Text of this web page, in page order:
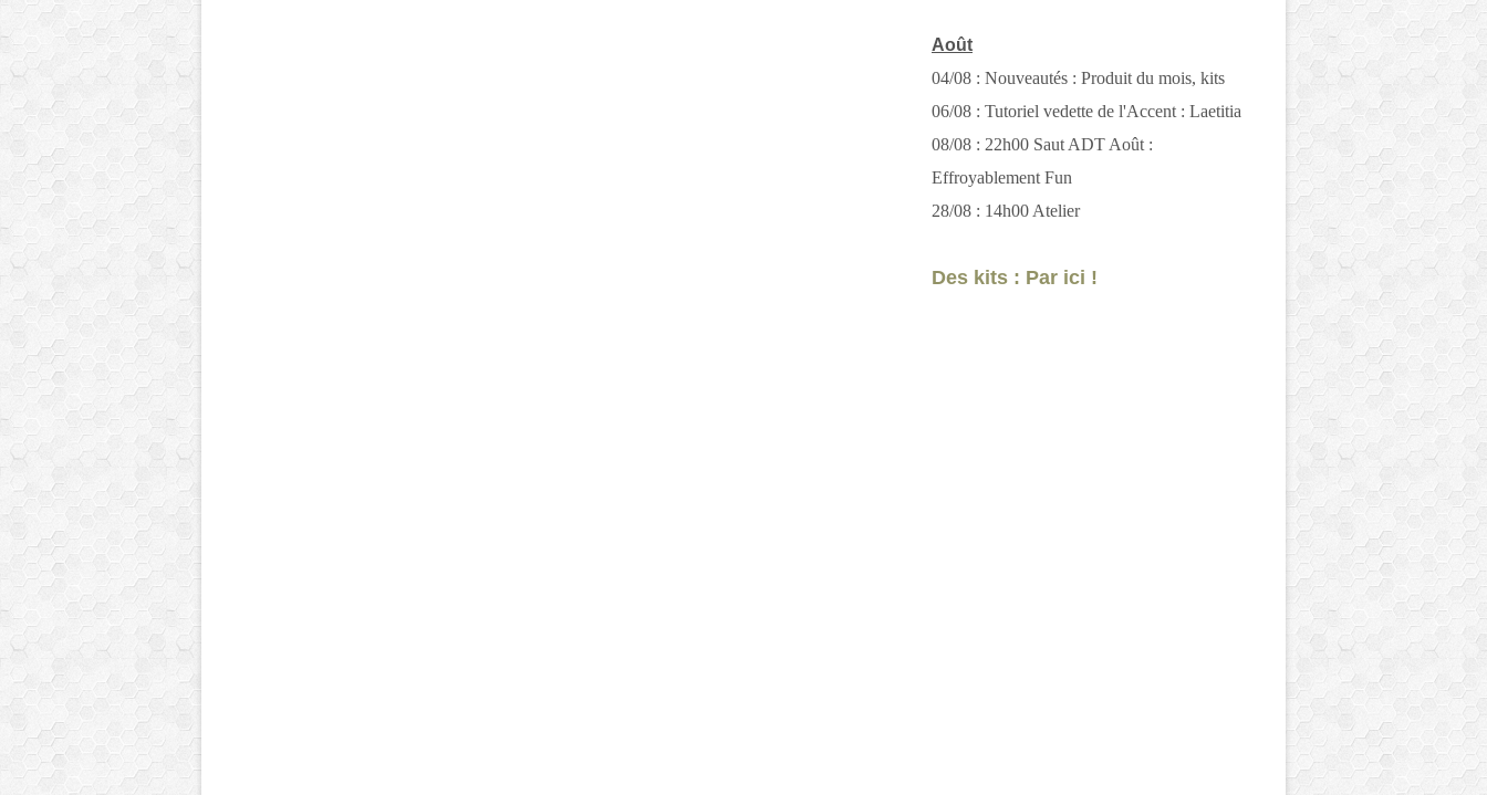
Août
04/08 : Nouveautés : Produit du mois, kits
06/08 : Tutoriel vedette de l'Accent : Laetitia
08/08 : 22h00 Saut ADT Août :
Effroyablement Fun
28/08 : 14h00 Atelier
Des kits : Par ici !